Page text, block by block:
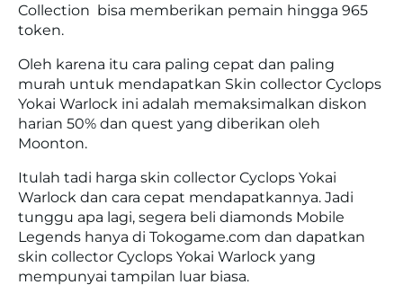
Collection bisa memberikan pemain hingga 965
token.
Oleh karena itu cara paling cepat dan paling
murah untuk mendapatkan Skin collector Cyclops
Yokai Warlock ini adalah memaksimalkan diskon
harian 50% dan quest yang diberikan oleh
Moonton.
Itulah tadi harga skin collector Cyclops Yokai
Warlock dan cara cepat mendapatkannya. Jadi
tunggu apa lagi, segera beli diamonds Mobile
Legends hanya di Tokogame.com dan dapatkan
skin collector Cyclops Yokai Warlock yang
mempunyai tampilan luar biasa.